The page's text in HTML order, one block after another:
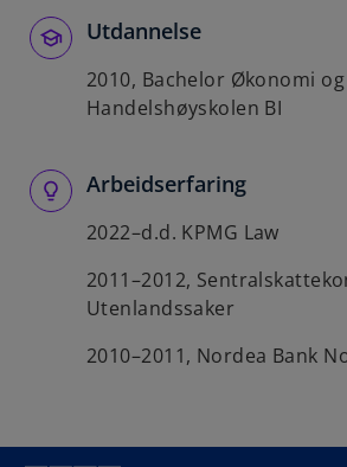
Utdannelse
2010, Bachelor Økonomi
Handelshøyskolen BI
Arbeidserfaring
2022–d.d. KPMG Law
2011–2012,
Utenlandssaker
2010–2011, Nordea Bank